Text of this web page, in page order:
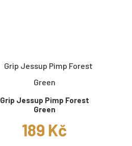
Grip Jessup Pimp Forest
Green
189 Kč